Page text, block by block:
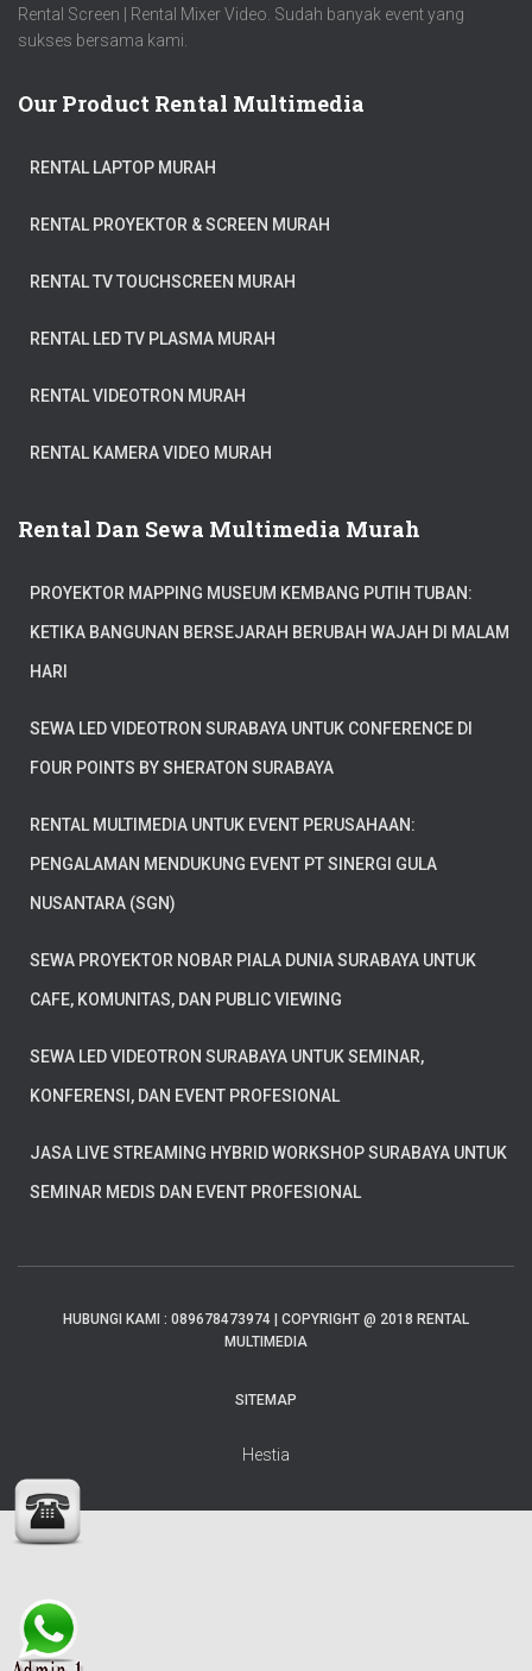
Rental Screen | Rental Mixer Video. Sudah banyak event yang
sukses bersama kami.
Our Product Rental Multimedia
RENTAL LAPTOP MURAH
RENTAL PROYEKTOR & SCREEN MURAH
RENTAL TV TOUCHSCREEN MURAH
RENTAL LED TV PLASMA MURAH
RENTAL VIDEOTRON MURAH
RENTAL KAMERA VIDEO MURAH
Rental Dan Sewa Multimedia Murah
PROYEKTOR MAPPING MUSEUM KEMBANG PUTIH TUBAN:
KETIKA BANGUNAN BERSEJARAH BERUBAH WAJAH DI MALAM
HARI
SEWA LED VIDEOTRON SURABAYA UNTUK CONFERENCE DI
FOUR POINTS BY SHERATON SURABAYA
RENTAL MULTIMEDIA UNTUK EVENT PERUSAHAAN:
PENGALAMAN MENDUKUNG EVENT PT SINERGI GULA
NUSANTARA (SGN)
SEWA PROYEKTOR NOBAR PIALA DUNIA SURABAYA UNTUK
CAFE, KOMUNITAS, DAN PUBLIC VIEWING
SEWA LED VIDEOTRON SURABAYA UNTUK SEMINAR,
KONFERENSI, DAN EVENT PROFESIONAL
JASA LIVE STREAMING HYBRID WORKSHOP SURABAYA UNTUK
SEMINAR MEDIS DAN EVENT PROFESIONAL
HUBUNGI KAMI : 089678473974 | COPYRIGHT @ 2018 RENTAL
MULTIMEDIA
SITEMAP
Hestia